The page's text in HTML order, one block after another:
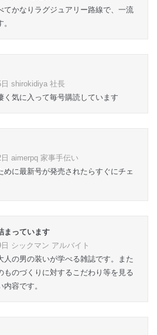
てかなりラグジュアリー路線で、一流
shirokidiya 社長
く気に入って毎号購読しています
aimerpq 家事手伝い
めに最新号が発売されたらすぐにチェ
まっています
シックマン アルバイト
人の男の装いが学べる雑誌です。また
ものづくりに対するこだわり等を見る
容です。